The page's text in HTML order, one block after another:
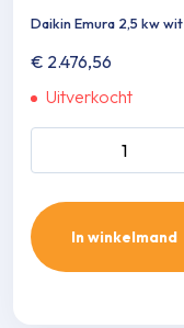
Daikin Emura 2,5 kw wit
€ 2.476,56
Uitverkocht
In winkelmand